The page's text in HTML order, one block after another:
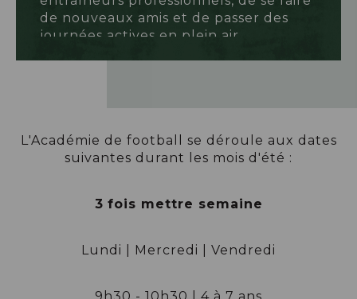
de nouveaux amis et de passer des
journées actives en plein air.
L'Académie de football se déroule aux dates
suivantes durant les mois d'été :
3 fois mettre semaine
Lundi | Mercredi | Vendredi